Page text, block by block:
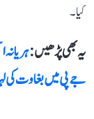
کیا۔
یہ بھی پڑھیں :
جے پی میں بغاوت کی